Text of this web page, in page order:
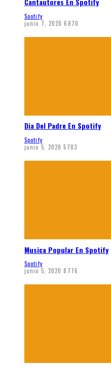
Spotify
junio 7, 2020 6870
Dia Del Padre En Spotify
Spotify
junio 5, 2020 5703
Musica Popular En Spotify
Spotify
junio 5, 2020 8776